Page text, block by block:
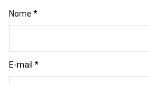
Nome *
E-mail *